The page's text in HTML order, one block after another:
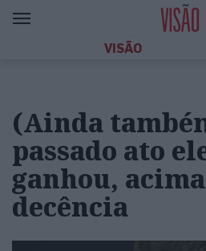
VISÃO
(Ainda
passado ato
ganhou,
decência